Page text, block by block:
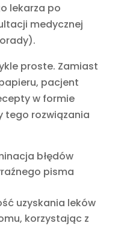
lekarza po
medycznej
proste. Zamiast
pacjent
w formie
tego rozwiązania
błędów
pisma
uzyskania leków
korzystając z